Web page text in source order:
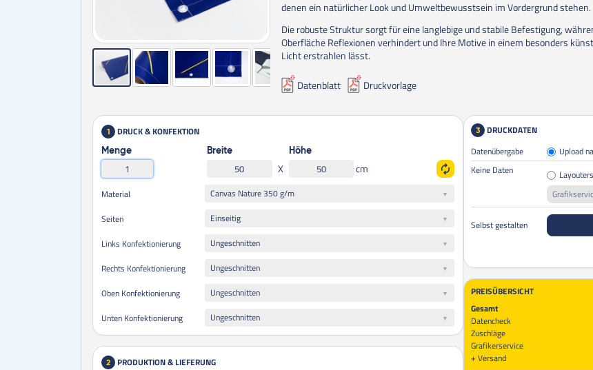
denen ein natürlicher Look und Umweltbewusstsein im Vordergrund stehen.
Die robuste Struktur sorgt für eine langlebige und stabile Befestigung,
Oberfläche Reflexionen verhindert und Ihre Motive in einem besonders
Licht erstrahlen lässt.
Datenblatt Druckvorlage
1 DRUCK & KONFEKTION
Menge Breite
X
Höhe
cm
Material
Canvas Nature 350 g/m
Seiten
Einseitig
Links Konfektionierung
Ungeschnitten
Rechts Konfektionierung
Ungeschnitten
Oben Konfektionierung
Ungeschnitten
Unten Konfektionierung
Ungeschnitten
2 PRODUKTION & LIEFERUNG
3
DRUCKDATEN
Datenübergabe
Upload
Keine Daten
Selbst gestalten
PREISÜBERSICHT
Gesamt
Datencheck
Zuschläge
Grafikerservice
Versand